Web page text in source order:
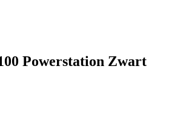
Powerstation Zwart